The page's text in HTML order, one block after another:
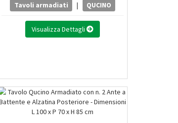
Tavoli armadiati | QUCINO
Visualizza Dettagli